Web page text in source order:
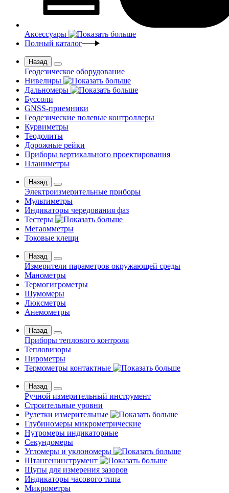
Аксессуары
Полный каталог
Назад
Геодезическое оборудование
Нивелиры
Дальномеры
Буссоли
GNSS-приемники
Геодезические полевые контроллеры
Курвиметры
Теодолиты
Дорожные рейки
Приборы вертикального проектирования
Планиметры
Назад
Электроизмерительные приборы
Мультиметры
Индикаторы чередования фаз
Тестеры
Мегаомметры
Токовые клещи
Назад
Измерители параметров окружающей среды
Манометры
Термогигрометры
Шумомеры
Люксметры
Анемометры
Назад
Приборы теплового контроля
Тепловизоры
Пирометры
Термометры контактные
Назад
Ручной измерительный инструмент
Строительные уровни
Рулетки измерительные
Глубиномеры микрометрические
Нутромеры индикаторные
Секундомеры
Угломеры и уклономеры
Штангенинструмент
Щупы для измерения зазоров
Индикаторы часового типа
Микрометры